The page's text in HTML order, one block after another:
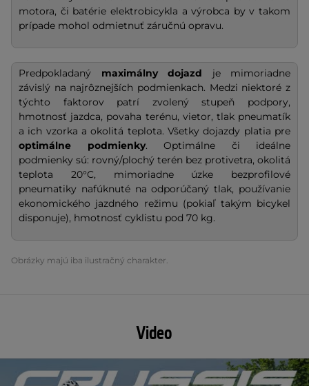
motora, či batérie elektrobicykla a výrobca by v takom
prípade mohol odmietnuť záručnú opravu.
Predpokladaný maximálny dojazd je mimoriadne
závislý na najrôznejších podmienkach. Medzi niektoré z
týchto faktorov patrí zvolený stupeň podpory,
hmotnosť jazdca, povaha terénu, vietor, tlak pneumatík
a ich vzorka a okolitá teplota. Všetky dojazdy platia pre
optimálne podmienky. Optimálne či ideálne
podmienky sú: rovný/plochý terén bez protivetra, okolitá
teplota 20°C, mimoriadne úzke bezprofilové
pneumatiky nafúknuté na odporúčaný tlak, používanie
ekonomického jazdného režimu (pokiaľ takým bicykel
disponuje), hmotnosť cyklistu pod 70 kg.
Obrázky majú iba ilustračný charakter.
Video